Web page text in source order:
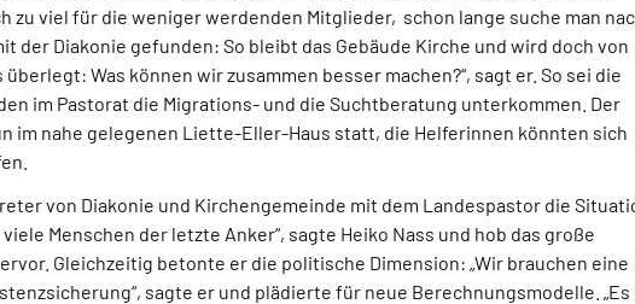
zu viel für die weniger werdenden Mitglieder, schon lange suche man
der Diakonie gefunden: So bleibt das Gebäude Kirche und wird doch von
Was können wir zusammen besser machen?“, sagt er. So sei die
im Pastorat die Migrations- und die Suchtberatung unterkommen. Der
im nahe gelegenen Liette-Eller-Haus statt, die Helferinnen könnten sich
von Diakonie und Kirchengemeinde mit dem Landespastor die
Menschen der letzte Anker“, sagte Heiko Nass und hob das große
Gleichzeitig betonte er die politische Dimension: „Wir brauchen eine
sagte er und plädierte für neue Berechnungsmodelle. „Es